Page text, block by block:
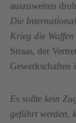
auszuweiten
Die
Krieg die Waffen
Straas, der
Gewerkschaften
Es sollte kein
geführt werden,